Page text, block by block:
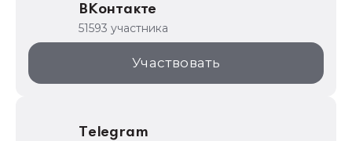
1С для торговли
1С:Торговая площадка
ВКонтакте
51593 участника
Участвовать
Telegram